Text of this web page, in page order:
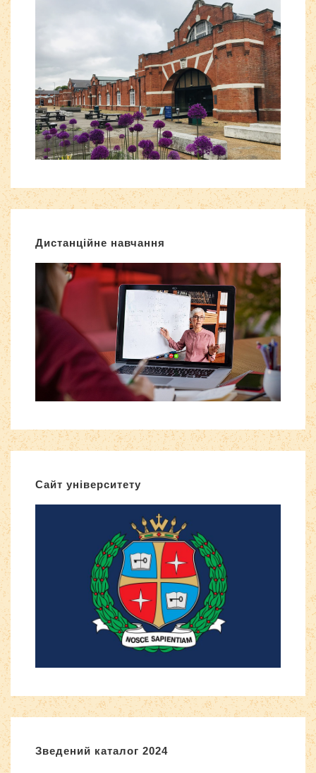
Дистанційне навчання
Сайт університету
Зведений каталог 2024